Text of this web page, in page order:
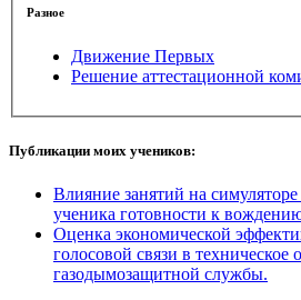
Разное
Движение Первых
Решение аттестационной
Публикации моих учеников:
Влияние занятий на
ученика готовности к
Оценка экономической
голосовой связи в техническое
газодымозащитной службы.